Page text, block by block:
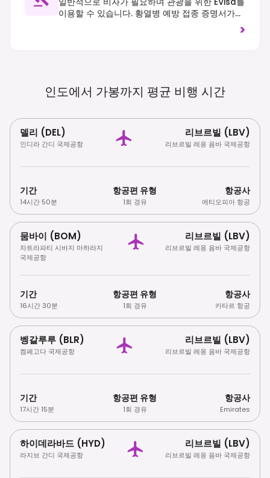
이용할 수 있습니다. 황열병 예방 접종 증명서가
>
인도에서 가봉까지 평균 비행 시간
델리 (DEL)
인디라 간디 국제공항
리브르빌 (LBV)
리브르빌 레옹 음바 국제공항
기간
14시간 50분
항공편 유형
1회 경유
항공사
에티오피아 항공
뭄바이 (BOM)
차트라파티 시바지 마하라지
국제공항
리브르빌 (LBV)
리브르빌 레옹 음바 국제공항
기간
16시간 30분
항공편 유형
1회 경유
항공사
카타르 항공
벵갈루루 (BLR)
켐페고다 국제공항
리브르빌 (LBV)
리브르빌 레옹 음바 국제공항
기간
17시간 15분
항공편 유형
1회 경유
항공사
Emirates
하이데라바드 (HYD)
라지브 간디 국제공항
리브르빌 (LBV)
리브르빌 레옹 음바 국제공항